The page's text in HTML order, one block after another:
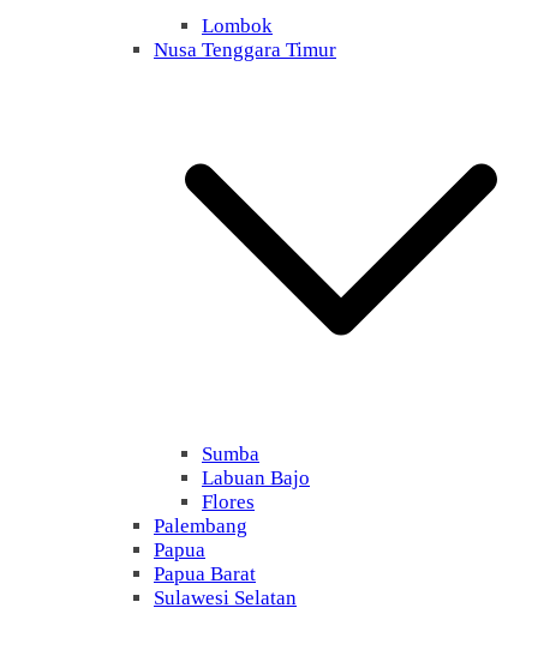
Lombok
Nusa Tenggara Timur
Sumba
Labuan Bajo
Flores
Palembang
Papua
Papua Barat
Sulawesi Selatan